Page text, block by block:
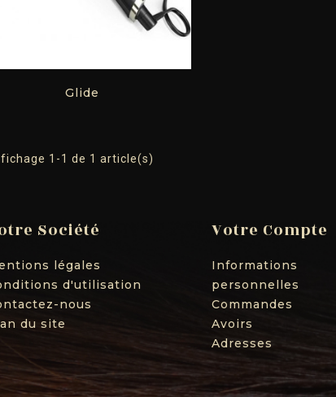
Glide
1-1 de 1 article(s)
Société
légales
d'utilisation
nous
du site
Votre Compte
Informations
personnelles
Commandes
Avoirs
Adresses